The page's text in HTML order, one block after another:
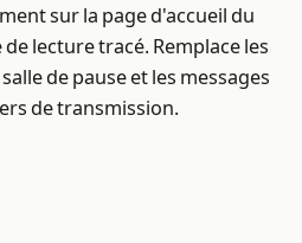
sur la page d'accueil du
lecture tracé. Remplace les
de pause et les messages
de transmission.